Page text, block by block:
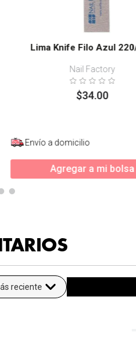
Lima Knife Filo Azul
Nail Factory
$34.00
Envío a domicilio
Agregar a mi bolsa
reciente